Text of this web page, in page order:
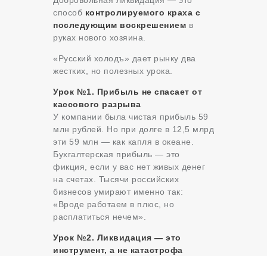
способ контролируемого краха с
последующим воскрешением в
руках нового хозяина.
«Русский холодъ» дает рынку два
жестких, но полезных урока.
Урок №1. Прибыль не спасает от
кассового разрыва
У компании была чистая прибыль 59
млн рублей. Но при долге в 12,5 млрд
эти 59 млн — как капля в океане.
Бухгалтерская прибыль — это
фикция, если у вас нет живых денег
на счетах. Тысячи российских
бизнесов умирают именно так:
«Вроде работаем в плюс, но
расплатиться нечем».
Урок №2. Ликвидация — это
инструмент, а не катастрофа